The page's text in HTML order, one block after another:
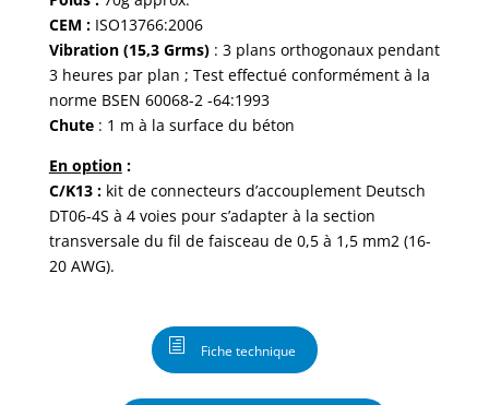
CEM : ISO13766:2006
Vibration (15,3 Grms): 3 plans orthogonaux pendant
3 heures par plan ; Test effectué conformément à la
norme BSEN 60068-2 -64:1993
Chute: 1 m à la surface du béton
En option:
C/K13 :kit de connecteurs d’accouplement Deutsch
DT06-4S à 4 voies pour s’adapter à la section
transversale du fil de faisceau de 0,5 à 1,5 mm2 (16-
20 AWG).
Fiche technique